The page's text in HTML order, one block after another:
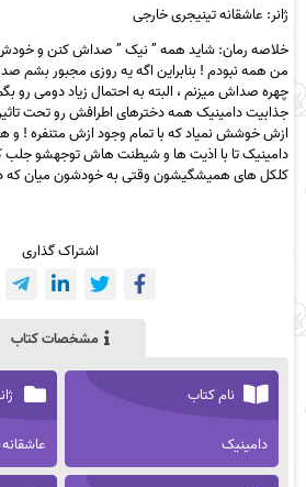
ژانر: عاشقانه تینیجری خارجی
خلاصه رمان: شاید همه ” نیک ” صداش کنن و خودش
من همه نبودم ! بنابراین اگه یه روزی مجبور بشم
چهره صداش میزنم ، البته به احتمال زیاد دومی رو
جذابیت دامینیک همه دخترهای اطرافش رو تحت تاثیر
ازش خوشش نمیاد که با تمام وجود ازش متنفره ! و
دامینیک تا با اذیت ها و شیطنت هاش توجهشو جلب
کلکل های همیشگیشون وقتی به خودشون میان که
اشتراک گذاری
مشخصات کتاب
نام کتاب
دامینیک